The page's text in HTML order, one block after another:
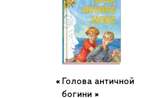
Голова античной
богини »